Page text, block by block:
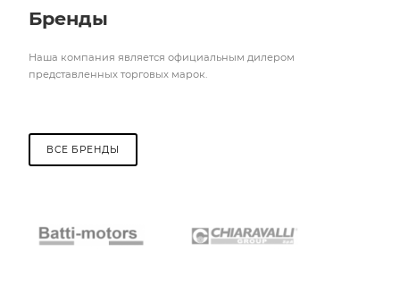
Бренды
Наша компания является официальным дилером
представленных торговых марок.
ВСЕ БРЕНДЫ